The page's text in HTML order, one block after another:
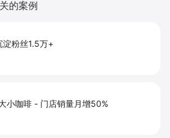
增长。
的案例
淀粉丝1.5万+
小咖啡 - 门店销量月增50%